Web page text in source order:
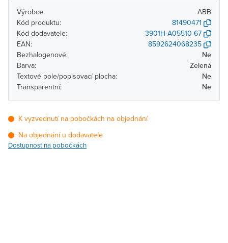
Výrobce:
ABB
Kód produktu:
81490471
Kód dodavatele:
3901H-A05510 67
EAN:
8592624068235
Bezhalogenové:
Ne
Barva:
Zelená
Textové pole/popisovací plocha:
Ne
Transparentní:
Ne
K vyzvednutí na pobočkách na objednání
Na objednání u dodavatele
Dostupnost na pobočkách